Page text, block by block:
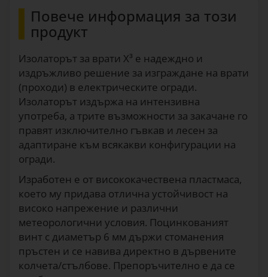
Повече информация за този
продукт
Изолаторът за врати X³ е надеждно и
издръжливо решение за изграждане на врати
(проходи) в електрическите огради.
Изолаторът издържа на интензивна
употреба, а трите възможности за закачане го
правят изключително гъвкав и лесен за
адаптиране към всякакви конфигурации на
огради.
Изработен е от висококачествена пластмаса,
което му придава отлична устойчивост на
високо напрежение и различни
метеорологични условия. Поцинкованият
винт с диаметър 6 мм държи стоманения
пръстен и се навива директно в дървените
колчета/стълбове. Препоръчително е да се